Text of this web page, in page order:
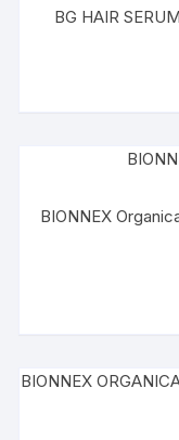
BG HAIR
BIONNEX